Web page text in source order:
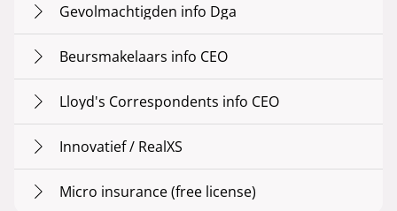
Gevolmachtigden info Dga
Beursmakelaars info CEO
Lloyd's Correspondents info CEO
Innovatief / RealXS
Micro insurance (free license)